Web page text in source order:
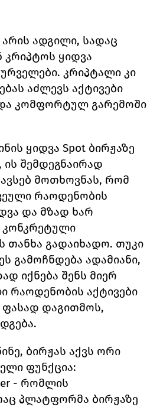
არის ადგილი, სადაც
კრიპტოს ყიდვა
კრიპტალი კი
აძლევს აქტივები
კომფორტულ გარემოში
ყიდვა Spot ბირჟაზე
ის შემდეგნაირად
მოთხოვნას, რომ
რაოდენობის
და მზად ხარ
თანხა გადაიხადო. თუკი
გამოჩნდება ადამიანი,
იქნება შენს მიერ
რაოდენობის აქტივები
დაგითმოს,
ბირჟას აქვს ორი
ფუნქცია:
- რომლის
პლატფორმა ბირჟაზე